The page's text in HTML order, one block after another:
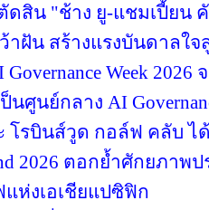
สิน "ช้าง ยู-แชมเปี้ยน
าฝัน สร้างแรงบันดาลใ
Governance Week
นศูนย์กลาง AI
โรบินส์วูด กอล์ฟ คลับ ไ
2026 ตอกย้ำศักยภาพ
ห่งเอเชียแปซิฟิก